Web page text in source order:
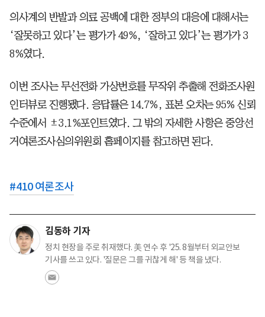
의사계의 반발과 의료 공백에 대한 정부의 대응에 대해서는
‘잘못하고 있다’는 평가가 49%, ‘잘하고 있다’는 평가가 3
8%였다.
이번 조사는 무선전화 가상번호를 무작위 추출해 전화조사원
인터뷰로 진행됐다. 응답률은 14.7%, 표본 오차는 95% 신뢰
수준에서 ±3.1%포인트였다. 그 밖의 자세한 사항은 중앙선
거여론조사심의위원회 홈페이지를 참고하면 된다.
#410 여론조사
김동하 기자
정치 현장을 주로 취재했다. 美 연수 후 '25. 8월부터 외교안보
기사를 쓰고 있다. '질문은 그를 귀찮게 해' 등 책을 냈다.